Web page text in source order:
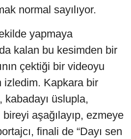
normal sayılıyor.
yapmaya
kalan bu kesimden bir
çektiği bir videoyu
izledim. Kapkara bir
üslupla,
bireyi aşağılayıp, ezmeye
finali de “Dayı sen